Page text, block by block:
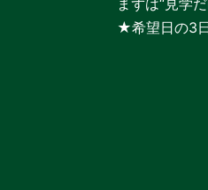
★希望日の3